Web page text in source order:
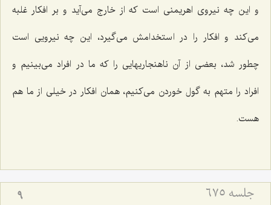
و این چه نیروی اهریمنی است كه از خارج می‌آید و بر افكار غلبه
می‌كند و افكار را در استخدامش می‌گیرد، این چه نیرویی است
چطور شد، بعضی از آن ناهنجاریهایی را كه ما در افراد می‌بینیم و
افراد را متهم به گول خوردن می‌كنیم، همان افكار در خیلی از ما هم
هست.
جلسه ۶۷۵ 9